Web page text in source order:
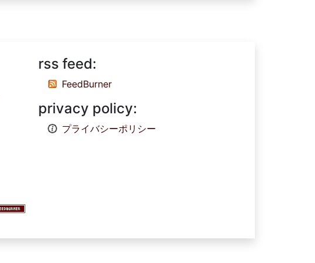
rss feed:
FeedBurner
privacy policy:
プライバシーポリシー